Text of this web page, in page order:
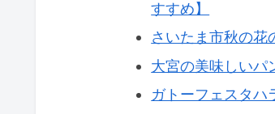
すすめ】
さいたま市秋の
大宮の美味しいパ
ガトーフェスタハ